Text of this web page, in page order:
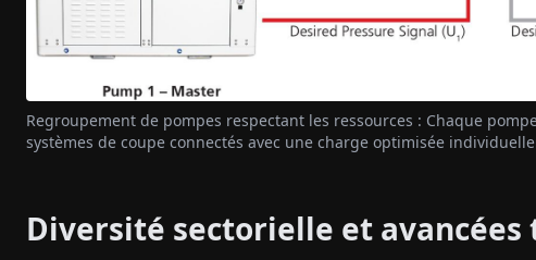
Regroupement de pompes respectant les ressources : Chaque
systèmes de coupe connectés avec une charge optimisée
Diversité sectorielle et avancées